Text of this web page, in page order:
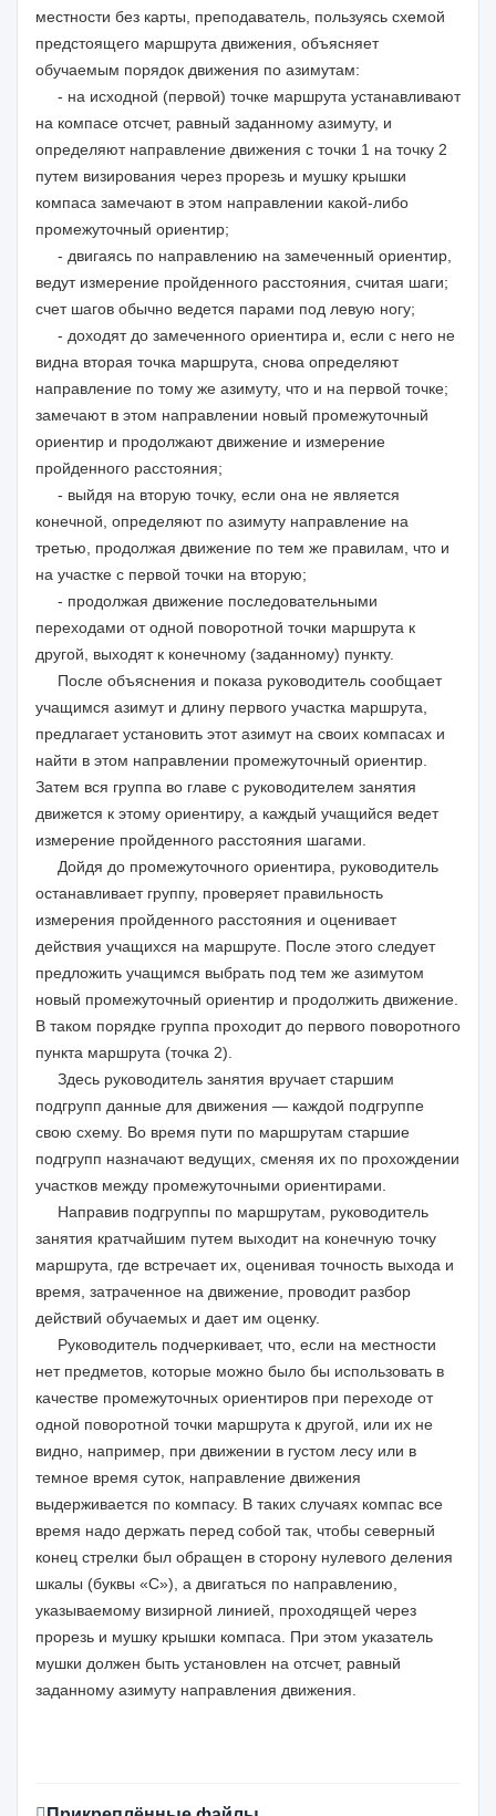
местности без карты, преподаватель, пользуясь схемой
предстоящего маршрута движения, объясняет
обучаемым порядок движения по азимутам:
- на исходной (первой) точке маршрута устанавливают
на компасе отсчет, равный заданному азимуту, и
определяют направление движения с точки 1 на точку 2
путем визирования через прорезь и мушку крышки
компаса замечают в этом направлении какой-либо
промежуточный ориентир;
- двигаясь по направлению на замеченный ориентир,
ведут измерение пройденного расстояния, считая шаги;
счет шагов обычно ведется парами под левую ногу;
- доходят до замеченного ориентира и, если с него не
видна вторая точка маршрута, снова определяют
направление по тому же азимуту, что и на первой точке;
замечают в этом направлении новый промежуточный
ориентир и продолжают движение и измерение
пройденного расстояния;
- выйдя на вторую точку, если она не является
конечной, определяют по азимуту направление на
третью, продолжая движение по тем же правилам, что и
на участке с первой точки на вторую;
- продолжая движение последовательными
переходами от одной поворотной точки маршрута к
другой, выходят к конечному (заданному) пункту.
После объяснения и показа руководитель сообщает
учащимся азимут и длину первого участка маршрута,
предлагает установить этот азимут на своих компасах и
найти в этом направлении промежуточный ориентир.
Затем вся группа во главе с руководителем занятия
движется к этому ориентиру, а каждый учащийся ведет
измерение пройденного расстояния шагами.
Дойдя до промежуточного ориентира, руководитель
останавливает группу, проверяет правильность
измерения пройденного расстояния и оценивает
действия учащихся на маршруте. После этого следует
предложить учащимся выбрать под тем же азимутом
новый промежуточный ориентир и продолжить движение.
В таком порядке группа проходит до первого поворотного
пункта маршрута (точка 2).
Здесь руководитель занятия вручает старшим
подгрупп данные для движения — каждой подгруппе
свою схему. Во время пути по маршрутам старшие
подгрупп назначают ведущих, сменяя их по прохождении
участков между промежуточными ориентирами.
Направив подгруппы по маршрутам, руководитель
занятия кратчайшим путем выходит на конечную точку
маршрута, где встречает их, оценивая точность выхода и
время, затраченное на движение, проводит разбор
действий обучаемых и дает им оценку.
Руководитель подчеркивает, что, если на местности
нет предметов, которые можно было бы использовать в
качестве промежуточных ориентиров при переходе от
одной поворотной точки маршрута к другой, или их не
видно, например, при движении в густом лесу или в
темное время суток, направление движения
выдерживается по компасу. В таких случаях компас все
время надо держать перед собой так, чтобы северный
конец стрелки был обращен в сторону нулевого деления
шкалы (буквы «С»), а двигаться по направлению,
указываемому визирной линией, проходящей через
прорезь и мушку крышки компаса. При этом указатель
мушки должен быть установлен на отсчет, равный
заданному азимуту направления движения.